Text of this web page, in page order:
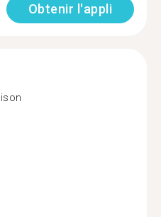
Obtenir l'appli